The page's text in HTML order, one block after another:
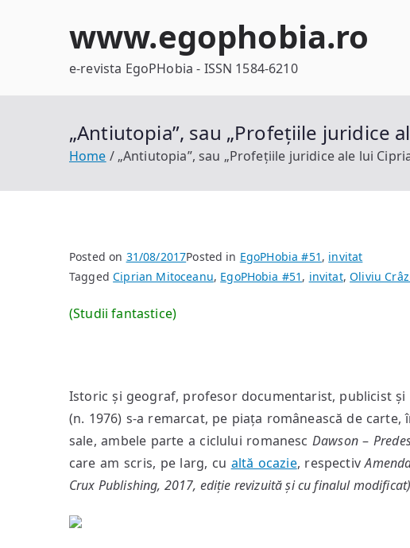
www.egophobia.ro
e-revista EgoPHobia - ISSN 1584-6210
„Antiutopia”, sau „Profețiile juridice
Home „Antiutopia”, sau „Profețiile juridice ale lui
Posted on 31/08/2017Posted in EgoPHobia #51 , invitat
TaggedCiprian Mitoceanu, EgoPHobia #51 , invitat,Oliviu
(Studii fantastice)
Istoric și geograf, profesor documentarist, publicist
(n. 1976) s-a remarcat, pe piața românească de
sale, ambele parte a ciclului romanesc Dawson–
care am scris, pe larg, cu altă ocazie, respectiv
Crux Publishing, 2017, ediție revizuită și cu finalul modificat)